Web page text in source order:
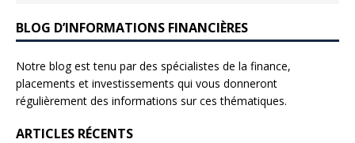
BLOG D’INFORMATIONS FINANCIÈRES
Notre blog est tenu par des spécialistes de la finance,
placements et investissements qui vous donneront
régulièrement des informations sur ces thématiques.
ARTICLES RÉCENTS